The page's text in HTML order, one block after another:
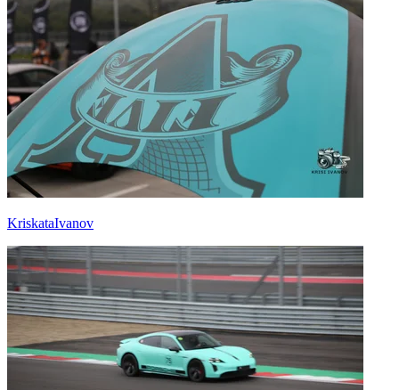
KriskataIvanov